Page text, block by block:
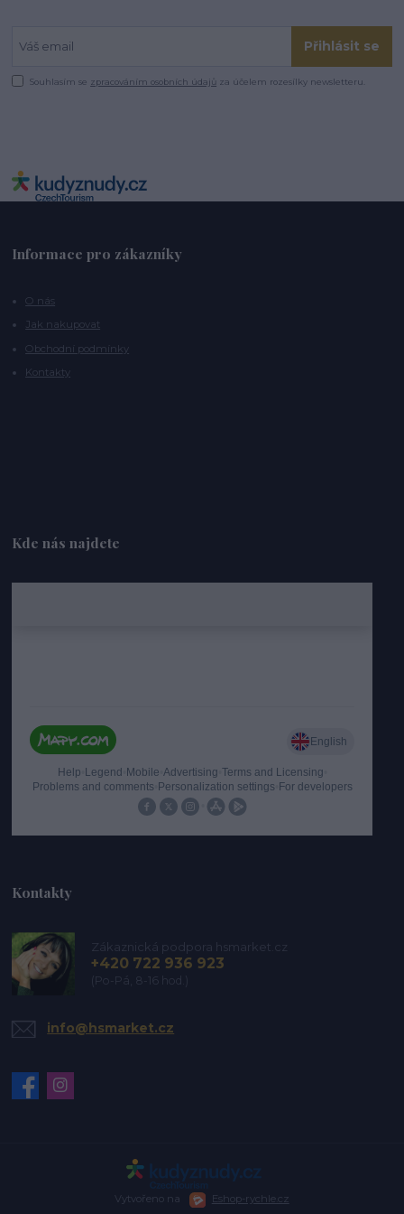
Přihlásit se
Souhlasím se zpracováním osobních údajů za účelem rozesílky newsletteru.
Informace pro zákazníky
O nás
Jak nakupovat
Obchodní podmínky
Kontakty
Kde nás najdete
Kontakty
Zákaznická podpora hsmarket.cz
+420 722 936 923
(Po-Pá, 8-16 hod.)
info@hsmarket.cz
Vytvořeno na Eshop-rychle.cz